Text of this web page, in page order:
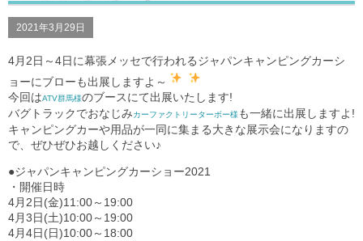
2021年3月29日
4月2日～4日に幕張メッセで行われるジャパンキャンピングカーシ
ョーにブローも出展しますよ～
今回はATV群馬様のブースにて出展いたします!
バグトラックでおなじみカーファクトリーターボー様も一緒に出展しますよ!
キャンピングカーや用品が一同に集まる大きな展示会になりますの
で、ぜひぜひお越しください♪
●ジャパンキャンピングカーショー2021
・開催日時
4月2日(金)11:00～19:00
4月3日(土)10:00～19:00
4月4日(日)10:00～18:00